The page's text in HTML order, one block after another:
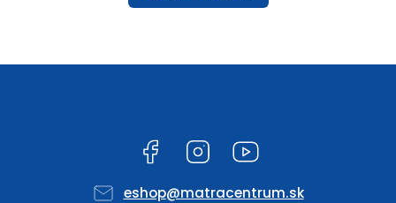
Facebook Instagram
eshop@matracentrum.sk